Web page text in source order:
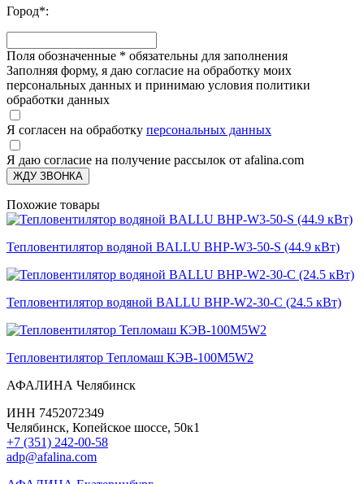
Город*:
Поля обозначенные * обязательны для заполнения
Заполняя форму, я даю согласие на обработку моих
персональных данных и принимаю условия политики
обработки данных
Я согласен на обработку персональных данных
Я даю согласие на получение рассылок от afalina.com
ЖДУ ЗВОНКА
Похожие товары
Тепловентилятор водяной BALLU BHP-W3-50-S (44.9 кВт)
Тепловентилятор водяной BALLU BHP-W2-30-С (24.5 кВт)
Тепловентилятор Тепломаш КЭВ-100М5W2
АФАЛИНА Челябинск
ИНН 7452072349
Челябинск, Копейское шоссе, 50к1
+7 (351) 242-00-58
adp@afalina.com